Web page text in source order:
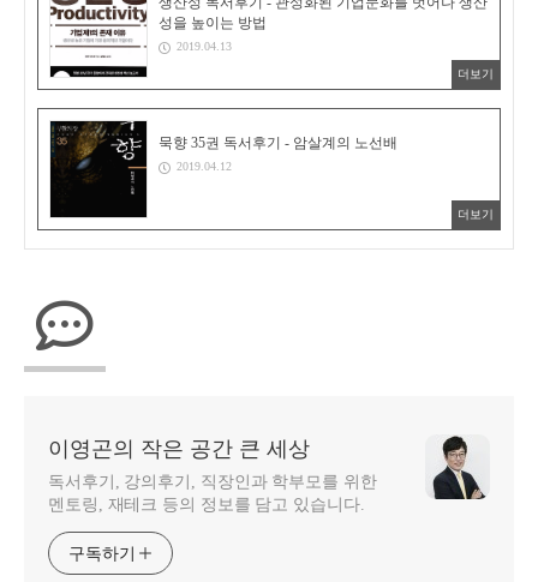
성을 높이는 방법
2019.04.13
더보기
묵향 35권 독서후기 - 암살계의 노선배
2019.04.12
더보기
이영곤의 작은 공간 큰 세상
독서후기, 강의후기, 직장인과 학부모를 위한
멘토링, 재테크 등의 정보를 담고 있습니다.
구독하기